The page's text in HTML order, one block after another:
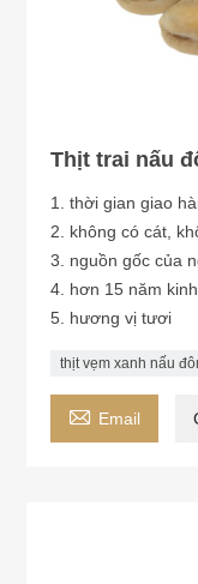
Thịt trai nấu
1. thời gian giao
2. không có cát,
3. nguồn gốc của
4. hơn 15 năm
5. hương vị tươi
thịt vẹm xanh nấu
 Email